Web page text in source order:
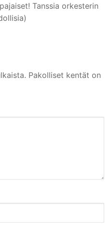
Tanssia orkesterin
Pakolliset kentät on